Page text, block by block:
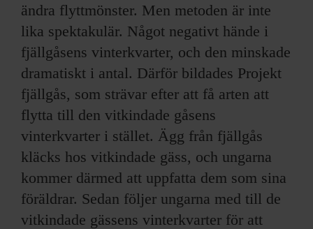
ändra flyttmönster. Men metoden är inte
lika spektakulär. Något negativt hände i
fjällgåsens vinterkvarter, och den minskade
dramatiskt i antal. Därför bildades Projekt
fjällgås, som strävar efter att få arten att
flytta till den vitkindade gåsens
vinterkvarter i stället. Ägg från fjällgås
kläcks hos vitkindade gäss, och ungarna
kommer därmed att uppfatta dem som sina
föräldrar. Sedan följer ungarna med till de
vitkindade gässens vinterkvarter för att